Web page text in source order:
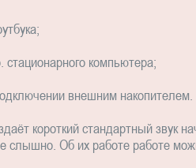
компьютера;
внешним накопителем.
короткий стандартный звук
слышно. Об их работе работе